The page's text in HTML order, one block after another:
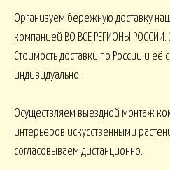
БАЛКОНЫ,
ТЕРРАСЫ - ПЕРИЛА
ИСКУССТВЕННЫЕ
И ТЕРРАСЫ
Организуем бережную доставку
компанией ВО ВСЕ РЕГИОНЫ РОССИИ.
Стоимость доставки по России и её
индивидуально.
Осуществляем выездной монтаж
интерьеров искусственными
согласовываем дистанционно.